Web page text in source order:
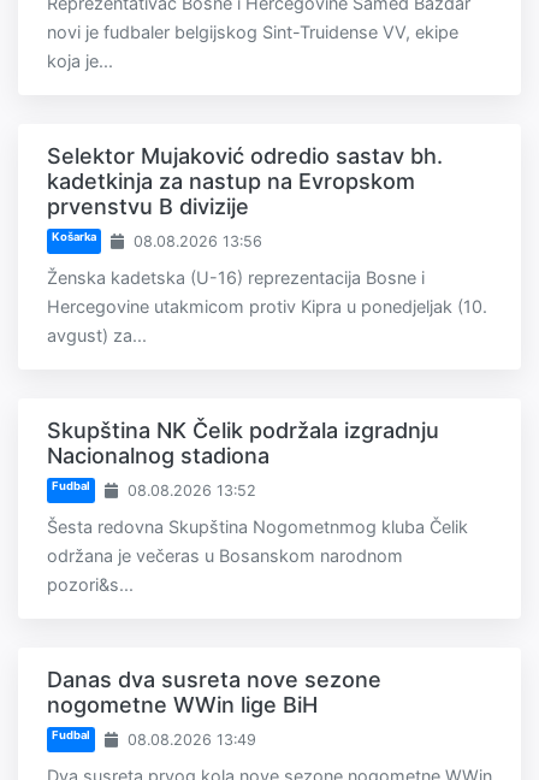
novi je fudbaler belgijskog Sint-Truidense VV, ekipe
koja je...
Selektor Mujaković odredio sastav bh.
kadetkinja za nastup na Evropskom
prvenstvu B divizije
Košarka 08.08.2026 13:56
Ženska kadetska (U-16) reprezentacija Bosne i
Hercegovine utakmicom protiv Kipra u ponedjeljak (10.
avgust) za...
Skupština NK Čelik podržala izgradnju
Nacionalnog stadiona
Fudbal 08.08.2026 13:52
Šesta redovna Skupština Nogometnmog kluba Čelik
održana je večeras u Bosanskom narodnom
pozori&s...
Danas dva susreta nove sezone
nogometne WWin lige BiH
Fudbal 08.08.2026 13:49
Dva susreta prvog kola nove sezone nogometne WWin